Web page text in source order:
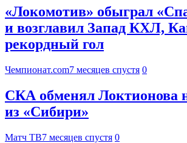
«Локомотив» обыграл
и возглавил Запад КХЛ,
рекордный гол
Чемпионат.com7 месяцев спустя 0
СКА обменял Локтионова
из «Сибири»
Матч ТВ7 месяцев спустя 0